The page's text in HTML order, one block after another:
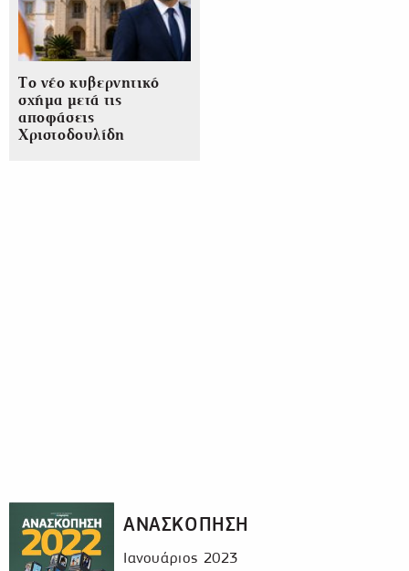
Το νέο κυβερνητικό
σχήμα μετά τις
αποφάσεις
Χριστοδουλίδη
ΑΝΑΣΚΟΠΗΣΗ
Ιανουάριος 2023